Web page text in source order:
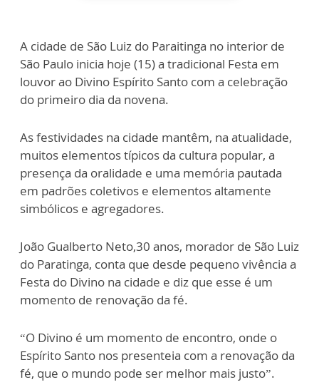
A cidade de São Luiz do Paraitinga no interior de
São Paulo inicia hoje (15) a tradicional Festa em
louvor ao Divino Espírito Santo com a celebração
do primeiro dia da novena.
As festividades na cidade mantêm, na atualidade,
muitos elementos típicos da cultura popular, a
presença da oralidade e uma memória pautada
em padrões coletivos e elementos altamente
simbólicos e agregadores.
João Gualberto Neto,30 anos, morador de São Luiz
do Paratinga, conta que desde pequeno vivência a
Festa do Divino na cidade e diz que esse é um
momento de renovação da fé.
“O Divino é um momento de encontro, onde o
Espírito Santo nos presenteia com a renovação da
fé, que o mundo pode ser melhor mais justo”.